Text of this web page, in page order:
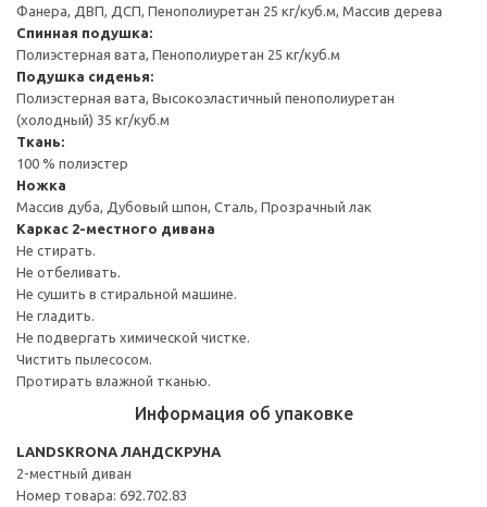
Фанера, ДВП, ДСП, Пенополиуретан 25 кг/куб.м, Массив дерева
Спинная подушка:
Полиэстерная вата, Пенополиуретан 25 кг/куб.м
Подушка сиденья:
Полиэстерная вата, Высокоэластичный пенополиуретан
(холодный) 35 кг/куб.м
Ткань:
100 % полиэстер
Ножка
Массив дуба, Дубовый шпон, Сталь, Прозрачный лак
Каркас 2-местного дивана
Не стирать.
Не отбеливать.
Не сушить в стиральной машине.
Не гладить.
Не подвергать химической чистке.
Чистить пылесосом.
Протирать влажной тканью.
Информация об упаковке
LANDSKRONA ЛАНДСКРУНА
2-местный диван
Номер товара: 692.702.83